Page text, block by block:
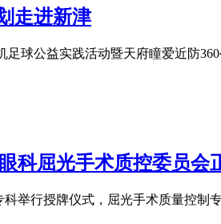
走进新津
足球公益实践活动暨天府瞳爱近防
科屈光手术质控委员
科举行授牌仪式，屈光手术质量控